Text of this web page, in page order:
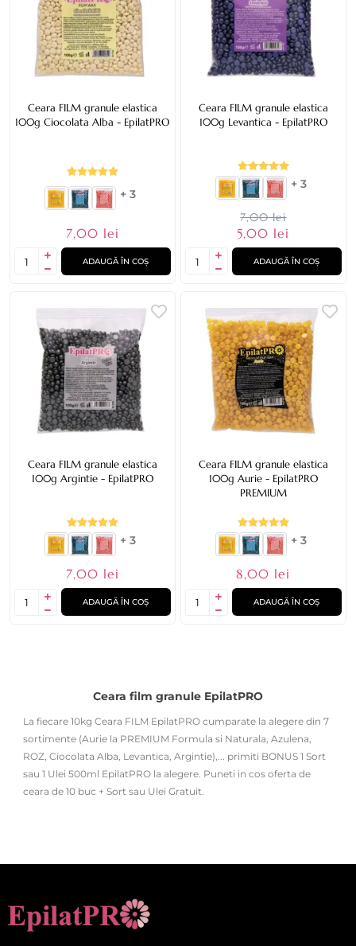
Ceara FILM granule elastica
100g Ciocolata Alba - EpilatPRO
+ 3
7,00 lei
ADAUGĂ ÎN COȘ
Ceara FILM granule elastica
100g Levantica - EpilatPRO
+ 3
7,00 lei
5,00 lei
ADAUGĂ ÎN COȘ
Ceara FILM granule elastica
100g Argintie - EpilatPRO
+ 3
7,00 lei
ADAUGĂ ÎN COȘ
Ceara FILM granule elastica
100g Aurie - EpilatPRO
PREMIUM
+ 3
8,00 lei
ADAUGĂ ÎN COȘ
Ceara film granule EpilatPRO
La fiecare 10kg Ceara FILM EpilatPRO cumparate la alegere din 7
sortimente (Aurie la PREMIUM Formula si Naturala, Azulena,
ROZ, Ciocolata Alba, Levantica, Argintie),... primiti BONUS 1 Sort
sau 1 Ulei 500ml EpilatPRO la alegere. Puneti in cos oferta de
ceara de 10 buc + Sort sau Ulei Gratuit.